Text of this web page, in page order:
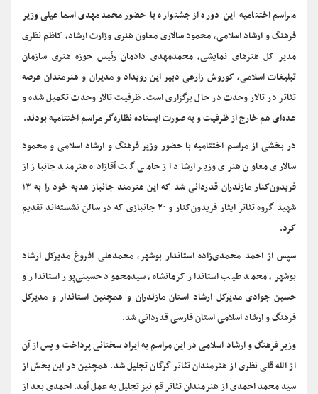
مراسم اختتامیه این دوره از جشنواره با حضور محمدمهدی اسماعیلی وزیر
فرهنگ و ارشاد اسلامی، محمود سالاری معاون هنری وزارت ارشاد، کاظم نظری
مدیر کل هنرهای نمایشی، محمدمهدی دادمان رئیس حوزه هنری سازمان
تبلیغات اسلامی، کوروش زارعی دبیر این رویداد و مدیران و هنرمندان عرصه
تئاتر در تالار وحدت در حال برگزاری است. ظرفیت تالار وحدت تکمیل شده و
عده‌ای هم خارج از ظرفیت و به صورت ایستاده نظاره‌گر مراسم اختتامیه بودند.
در بخشی از مراسم اختتامیه با حضور وزیر فرهنگ و ارشاد اسلامی و محمود
سالاری معاون هنری وزیر ارشاد از حامی گت ‌آقازاده هنرمند جانباز از
فریدون‌کنار مازندران قدردانی شد که این هنرمند جانباز هدیه خود را به ۱۳
شهید گروه تئاتر ایثار فریدون‌کنار و ۲۰ جانبازی که در سالن نشسته‌اند تقدیم
کرد.
سپس از احمد محمدی‌زاده استاندار بوشهر، محمدعلی افروغ مدیرکل ارشاد
بوشهر، محمد طیب استاندار کرمانشاه، سیدمحمود حسینی‌پور استاندار و
حسین جوادی مدیرکل ارشاد استان مازندران و همچنین استاندار و مدیرکل
فرهنگ و ارشاد اسلامی استان فارسی قدردانی شد.
وزیر فرهنگ و ارشاد اسلامی در این مراسم به ایراد سخنانی پرداخت و پس از آن
از الله قلی نظری از هنرمندان تئاتر گرگان تجلیل شد. همچنین در این بخش از
سید محمد احمدی از هنرمندان تئاتر قم نیز تجلیل به عمل آمد. احمدی بعد از